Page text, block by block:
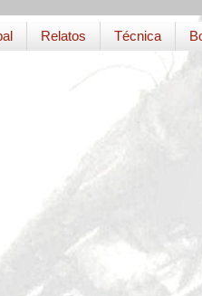
Relatos Técnica